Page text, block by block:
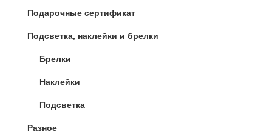
Подарочные сертификат
Подсветка, наклейки и брелки
Брелки
Наклейки
Подсветка
Разное